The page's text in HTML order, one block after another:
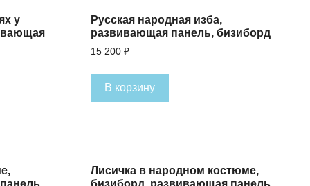
у
Русская народная изба,
развивающая панель, бизиборд
15 200₽
В корзину
Лисичка в народном костюме,